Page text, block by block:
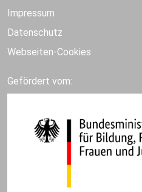
Impressum
Datenschutz
Webseiten-Cookies
Gefördert vom: